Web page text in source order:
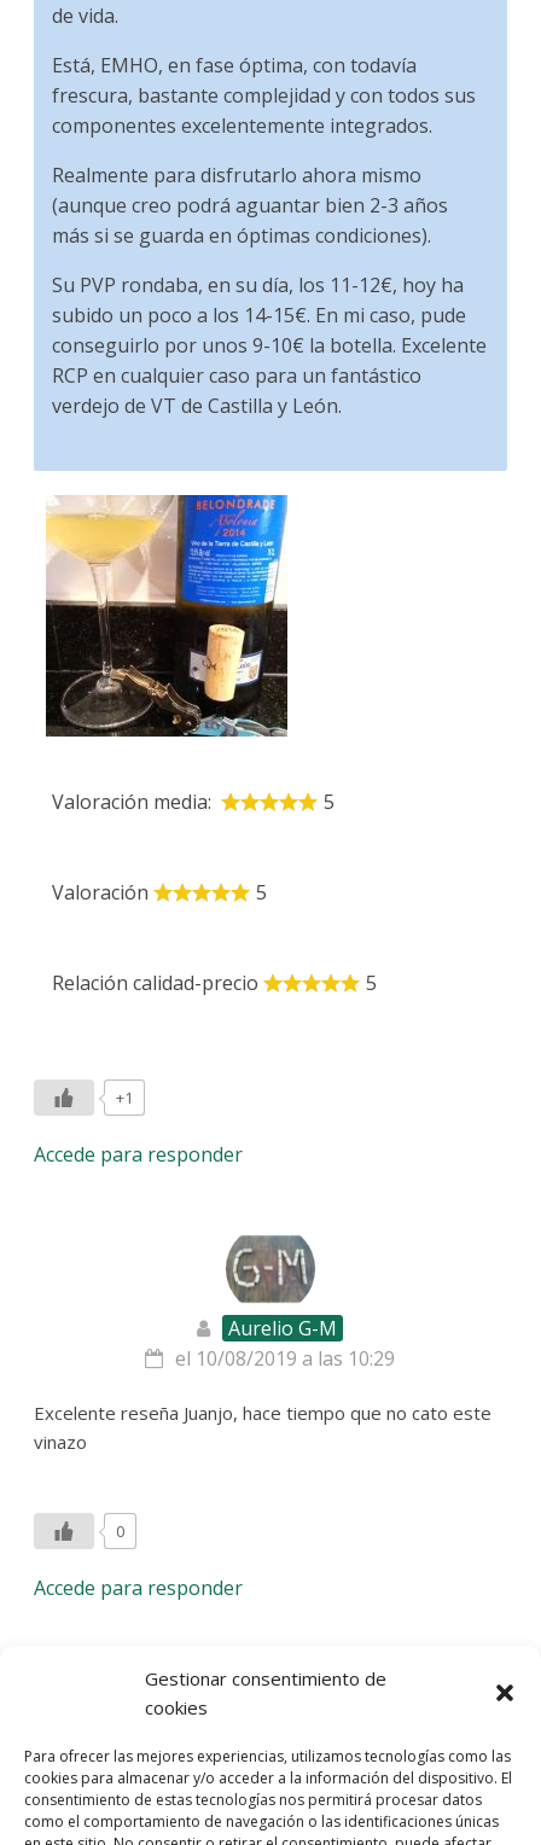
Gestionar consentimiento de
cookies
Para ofrecer las mejores experiencias, utilizamos tecnologías como las
cookies para almacenar y/o acceder a la información del dispositivo. El
consentimiento de estas tecnologías nos permitirá procesar datos
como el comportamiento de navegación o las identificaciones únicas
de vida.
Está, EMHO, en fase óptima, con todavía
frescura, bastante complejidad y con todos sus
componentes excelentemente integrados.
Realmente para disfrutarlo ahora mismo
(aunque creo podrá aguantar bien 2-3 años
más si se guarda en óptimas condiciones).
Su PVP rondaba, en su día, los 11-12€, hoy ha
subido un poco a los 14-15€. En mi caso, pude
conseguirlo por unos 9-10€ la botella. Excelente
RCP en cualquier caso para un fantástico
verdejo de VT de Castilla y León.
Valoración media: 5
Valoración 5
Relación calidad-precio 5
+1
Accede para responder
Aurelio G-M
el 10/08/2019 a las 10:29
Excelente reseña Juanjo, hace tiempo que no cato este
vinazo
0
Accede para responder
Deja una respuesta
comentario.
Entra con tu red social